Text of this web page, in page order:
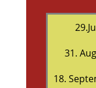
31.
18.